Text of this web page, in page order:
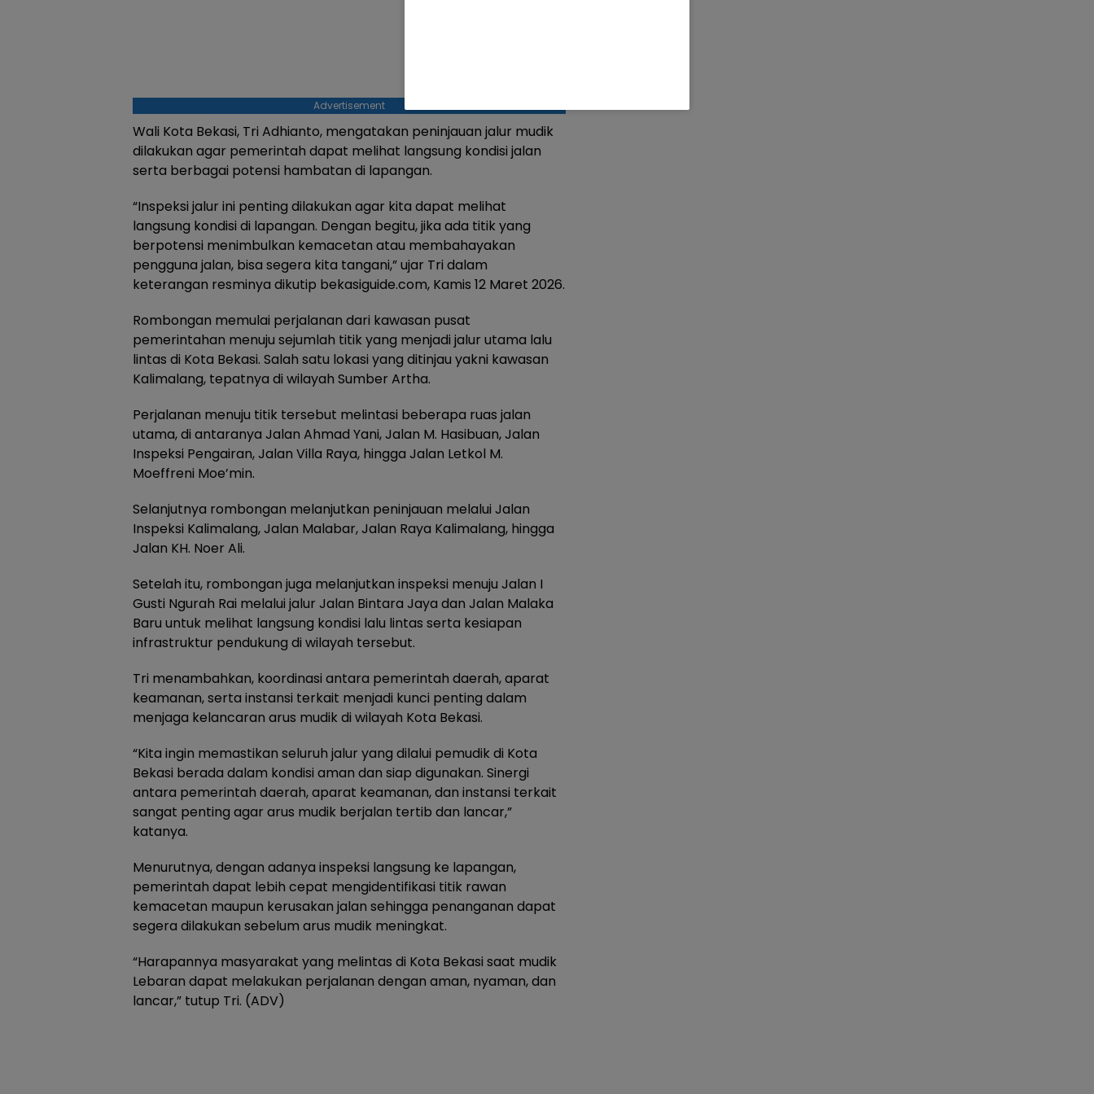
Advertisement
Wali Kota Bekasi, Tri Adhianto, mengatakan peninjauan jalur mudik
dilakukan agar pemerintah dapat melihat langsung kondisi jalan
serta berbagai potensi hambatan di lapangan.
“Inspeksi jalur ini penting dilakukan agar kita dapat melihat
langsung kondisi di lapangan. Dengan begitu, jika ada titik yang
berpotensi menimbulkan kemacetan atau membahayakan
pengguna jalan, bisa segera kita tangani,” ujar Tri dalam
keterangan resminya dikutip bekasiguide.com, Kamis 12 Maret 2026.
Rombongan memulai perjalanan dari kawasan pusat
pemerintahan menuju sejumlah titik yang menjadi jalur utama lalu
lintas di Kota Bekasi. Salah satu lokasi yang ditinjau yakni kawasan
Kalimalang, tepatnya di wilayah Sumber Artha.
Perjalanan menuju titik tersebut melintasi beberapa ruas jalan
utama, di antaranya Jalan Ahmad Yani, Jalan M. Hasibuan, Jalan
Inspeksi Pengairan, Jalan Villa Raya, hingga Jalan Letkol M.
Moeffreni Moe’min.
Selanjutnya rombongan melanjutkan peninjauan melalui Jalan
Inspeksi Kalimalang, Jalan Malabar, Jalan Raya Kalimalang, hingga
Jalan KH. Noer Ali.
Setelah itu, rombongan juga melanjutkan inspeksi menuju Jalan I
Gusti Ngurah Rai melalui jalur Jalan Bintara Jaya dan Jalan Malaka
Baru untuk melihat langsung kondisi lalu lintas serta kesiapan
infrastruktur pendukung di wilayah tersebut.
Tri menambahkan, koordinasi antara pemerintah daerah, aparat
keamanan, serta instansi terkait menjadi kunci penting dalam
menjaga kelancaran arus mudik di wilayah Kota Bekasi.
“Kita ingin memastikan seluruh jalur yang dilalui pemudik di Kota
Bekasi berada dalam kondisi aman dan siap digunakan. Sinergi
antara pemerintah daerah, aparat keamanan, dan instansi terkait
sangat penting agar arus mudik berjalan tertib dan lancar,”
katanya.
Menurutnya, dengan adanya inspeksi langsung ke lapangan,
pemerintah dapat lebih cepat mengidentifikasi titik rawan
kemacetan maupun kerusakan jalan sehingga penanganan dapat
segera dilakukan sebelum arus mudik meningkat.
“Harapannya masyarakat yang melintas di Kota Bekasi saat mudik
Lebaran dapat melakukan perjalanan dengan aman, nyaman, dan
lancar,” tutup Tri. (ADV)